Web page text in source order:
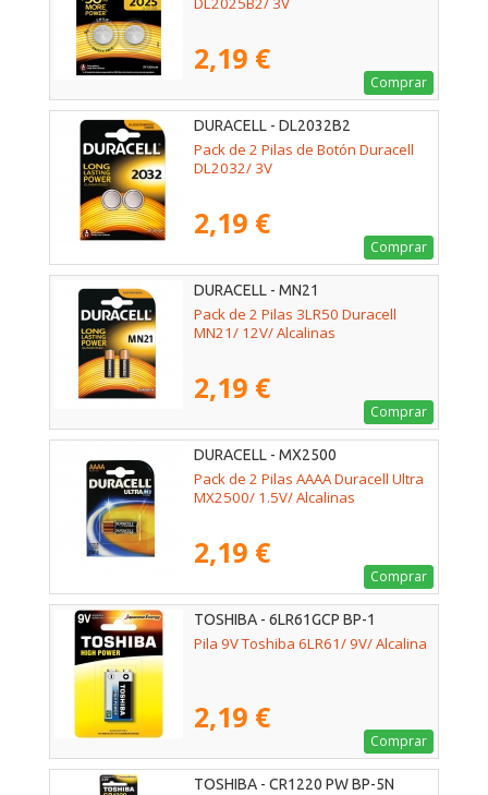
2,19 €
Comprar
DURACELL - DL2032B2
Pack de 2 Pilas de Botón Duracell
DL2032/ 3V
2,19 €
Comprar
DURACELL - MN21
Pack de 2 Pilas 3LR50 Duracell
MN21/ 12V/ Alcalinas
2,19 €
Comprar
DURACELL - MX2500
Pack de 2 Pilas AAAA Duracell Ultra
MX2500/ 1.5V/ Alcalinas
2,19 €
Comprar
TOSHIBA - 6LR61GCP BP-1
Pila 9V Toshiba 6LR61/ 9V/ Alcalina
2,19 €
Comprar
TOSHIBA - CR1220 PW BP-5N